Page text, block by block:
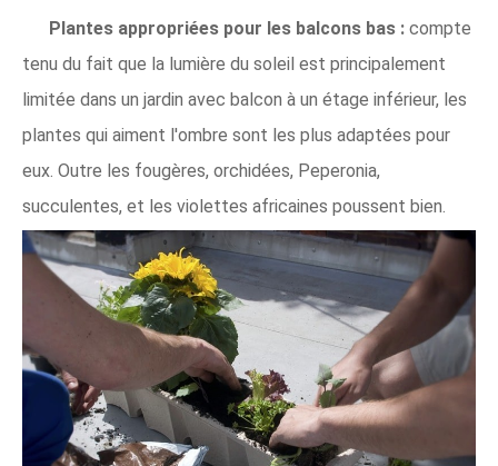
Plantes appropriées pour les balcons bas : compte
tenu du fait que la lumière du soleil est principalement
limitée dans un jardin avec balcon à un étage inférieur, les
plantes qui aiment l'ombre sont les plus adaptées pour
eux. Outre les fougères, orchidées, Peperonia,
succulentes, et les violettes africaines poussent bien.